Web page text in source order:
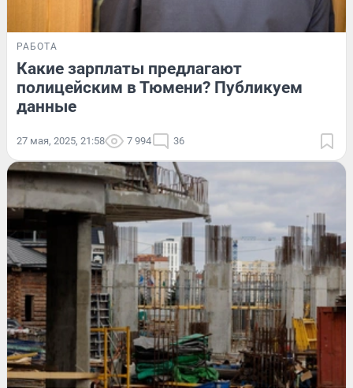
РАБОТА
Какие зарплаты предлагают
полицейским в Тюмени? Публикуем
данные
27 мая, 2025, 21:58 7 994 36